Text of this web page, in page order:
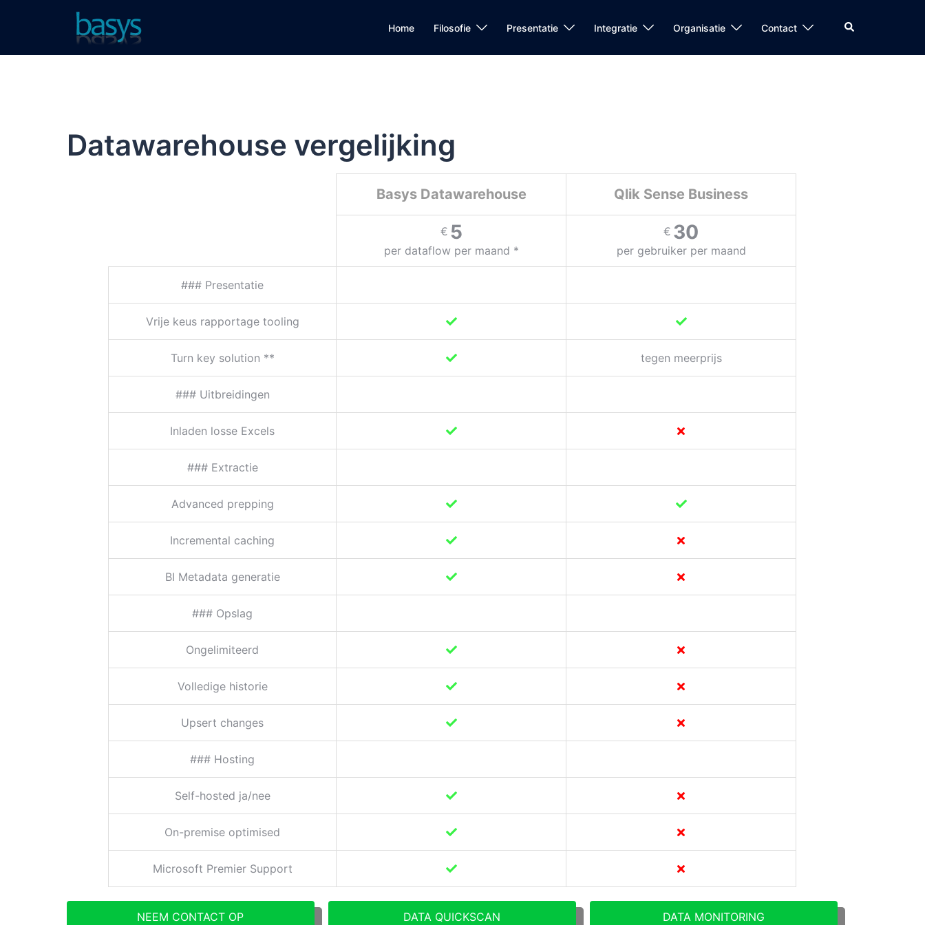
Home Filosofie Presentatie Integratie Organisatie Contact
Datawarehouse vergelijking
Basys Datawarehouse Qlik Sense Business
€ 5
per dataflow per maand *
€ 30
per gebruiker per maand
### Presentatie
Vrije keus rapportage tooling
Turn key solution ** tegen meerprijs
### Uitbreidingen
Inladen losse Excels
### Extractie
Advanced prepping
Incremental caching
BI Metadata generatie
### Opslag
Ongelimiteerd
Volledige historie
Upsert changes
### Hosting
Self-hosted ja/nee
On-premise optimised
Microsoft Premier Support
NEEM CONTACT OP DATA QUICKSCAN DATA MONITORING